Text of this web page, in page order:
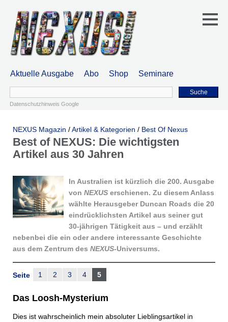
Aktuelle Ausgabe Abo Shop Seminare
Suche
Datenschutzhinweis Google
NEXUS Magazin /Artikel & Kategorien / Best Of Nexus
Best of NEXUS: Die wichtigsten
Artikel aus 30 Jahren
In Australien ist kürzlich die 200. Ausgabe
von NEXUS erschienen. Zu diesem Anlass
wählte Herausgeber Duncan Roads die 20
eindrücklichsten Artikel aus seiner gut
30-jährigen Tätigkeit aus – und erzählt
nebenbei die ein oder andere interessante Geschichte
aus dem Zentrum des NEXUS-Universums.
Seite 1 2 3 4 5
Das Loosh-Mysterium
Dies ist wahrscheinlich mein absoluter Lieblingsartikel in